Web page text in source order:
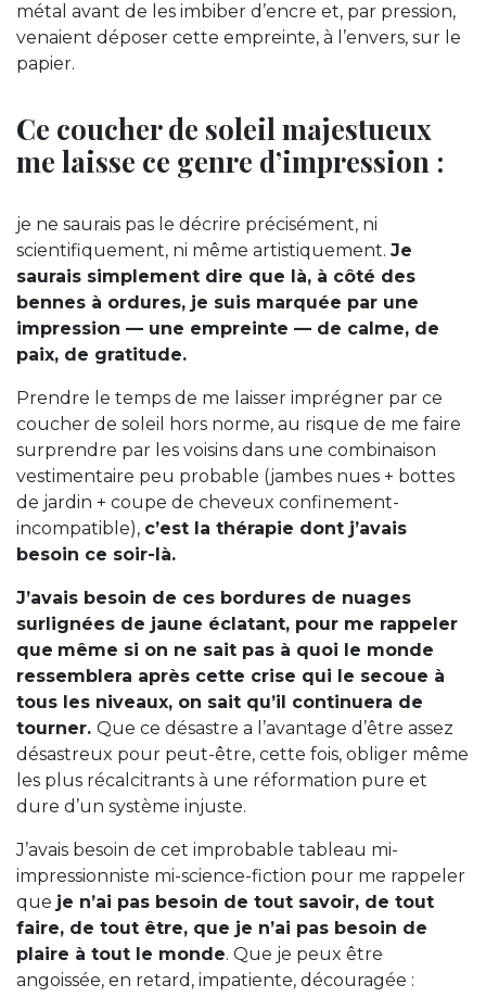
métal avant de les imbiber d’encre et, par pression,
venaient déposer cette empreinte, à l’envers, sur le
papier.
Ce coucher de soleil majestueux
me laisse ce genre d’impression :
je ne saurais pas le décrire précisément, ni
scientifiquement, ni même artistiquement. Je
saurais simplement dire que là, à côté des
bennes à ordures, je suis marquée par une
impression — une empreinte — de calme, de
paix, de gratitude.
Prendre le temps de me laisser imprégner par ce
coucher de soleil hors norme, au risque de me faire
surprendre par les voisins dans une combinaison
vestimentaire peu probable (jambes nues + bottes
de jardin + coupe de cheveux confinement-
incompatible), c’est la thérapie dont j’avais
besoin ce soir-là.
J’avais besoin de ces bordures de nuages
surlignées de jaune éclatant, pour me rappeler
que même si on ne sait pas à quoi le monde
ressemblera après cette crise qui le secoue à
tous les niveaux, on sait qu’il continuera de
tourner. Que ce désastre a l’avantage d’être assez
désastreux pour peut-être, cette fois, obliger même
les plus récalcitrants à une réformation pure et
dure d’un système injuste.
J’avais besoin de cet improbable tableau mi-
impressionniste mi-science-fiction pour me rappeler
que je n’ai pas besoin de tout savoir, de tout
faire, de tout être, que je n’ai pas besoin de
plaire à tout le monde. Que je peux être
angoissée, en retard, impatiente, découragée :